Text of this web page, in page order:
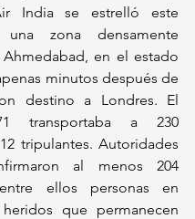
India se estrelló este
zona densamente
en el estado
minutos después de
destino a Londres. El
transportaba a 230
tripulantes. Autoridades
al menos 204
ellos personas en
que permanecen